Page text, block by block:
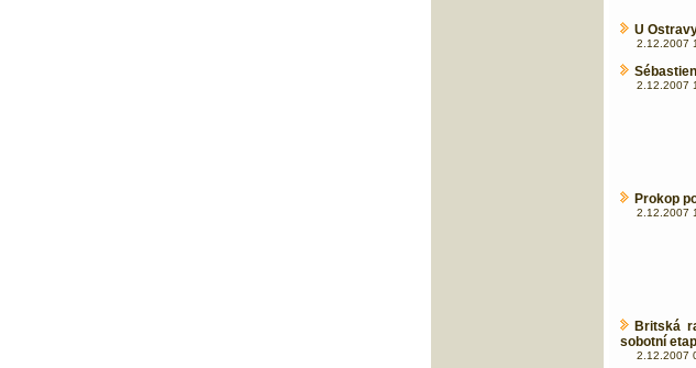
U
2.12.2007
2.12.2007
Prokop
2.12.2007
Britská
sobotní
2.12.2007